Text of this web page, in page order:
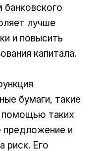
лучше
и повысить
капитала.
бумаги, такие
помощью таких
предложение и
риск. Его